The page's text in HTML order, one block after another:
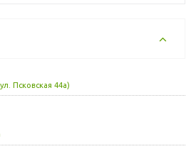
Псковская 44а)